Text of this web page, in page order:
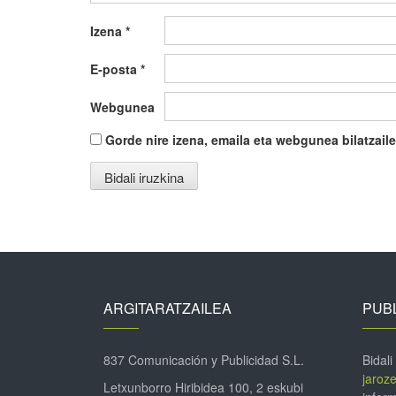
Izena *
E-posta *
Webgunea
Gorde nire izena, emaila eta webgunea
ARGITARATZAILEA
837 Comunicación y Publicidad S.L.
Letxunborro Hiribidea 100, 2 eskubi